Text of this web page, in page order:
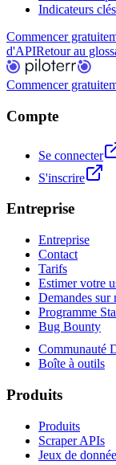
Indicateurs
Commencer
d'APIRetour au
Commencer
Compte
Se connecter
S'inscrire
Entreprise
Entreprise
Contact
Tarifs
Estimer votre
Demandes sur
Programme
Bug Bounty
Communauté
Boîte à outils
Produits
Produits
Scraper APIs
Jeux de